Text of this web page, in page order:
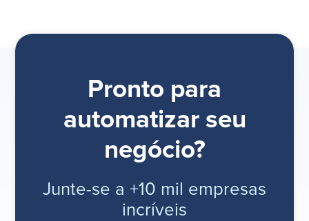
Pronto para
automatizar seu
negócio?
Junte-se a +10 mil empresas
incríveis